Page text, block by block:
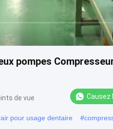
pompes
de vue Causez
pour usage dentaire #